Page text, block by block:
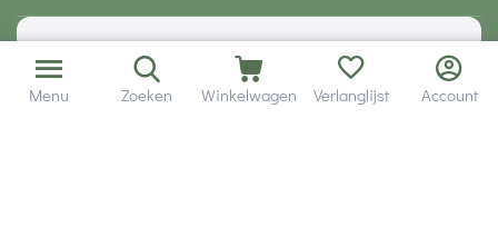
Wij zijn bereikbaar via
Menu Zoeken Winkelwagen Verlanglijst Account